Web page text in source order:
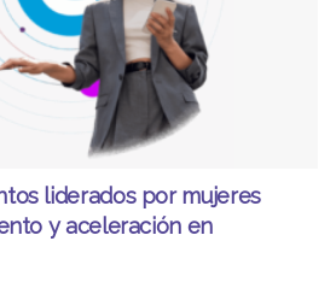
liderados por mujeres
y aceleración en